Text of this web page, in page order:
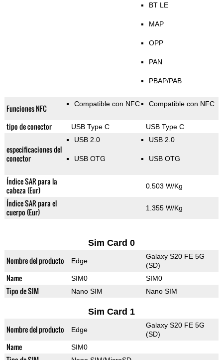
BT LE
MAP
OPP
PAN
PBAP/PAB
Funciones NFC Compatible con NFC Compatible con NFC
tipo de conector USB Type C USB Type C
especificaciones del
conector
USB 2.0
USB OTG
USB 2.0
USB OTG
Índice SAR para la
cabeza (Eur)
0.503 W/Kg
Índice SAR para el
cuerpo (Eur)
1.355 W/Kg
Sim Card 0
Nombre del producto Edge
Galaxy S20 FE 5G
(SD)
Name SIM0 SIM0
Tipo de SIM Nano SIM Nano SIM
Sim Card 1
Nombre del producto Edge
Galaxy S20 FE 5G
(SD)
Name SIM0